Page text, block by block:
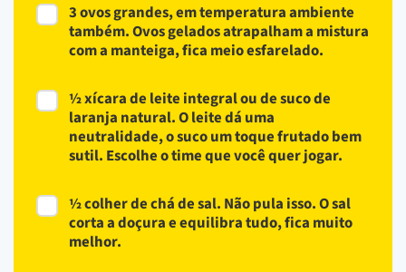
3 ovos grandes, em temperatura ambiente
também. Ovos gelados atrapalham a mistura
com a manteiga, fica meio esfarelado.
½ xícara de leite integral ou de suco de
laranja natural. O leite dá uma
neutralidade, o suco um toque frutado bem
sutil. Escolhe o time que você quer jogar.
½ colher de chá de sal. Não pula isso. O sal
corta a doçura e equilibra tudo, fica muito
melhor.